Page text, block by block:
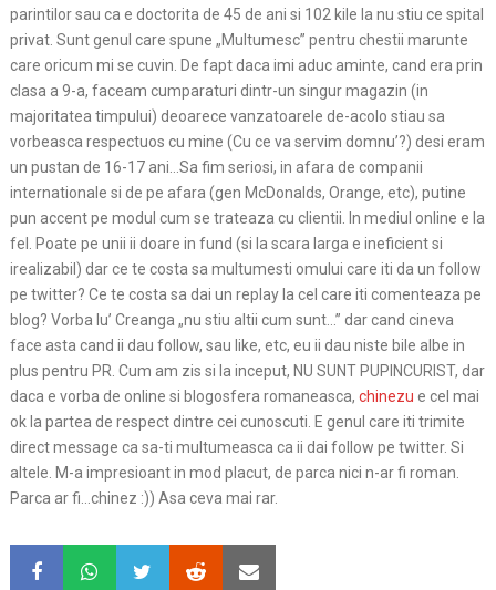
parintilor sau ca e doctorita de 45 de ani si 102 kile la nu stiu ce spital
privat. Sunt genul care spune „Multumesc” pentru chestii marunte
care oricum mi se cuvin. De fapt daca imi aduc aminte, cand era prin
clasa a 9-a, faceam cumparaturi dintr-un singur magazin (in
majoritatea timpului) deoarece vanzatoarele de-acolo stiau sa
vorbeasca respectuos cu mine (Cu ce va servim domnu’?) desi eram
un pustan de 16-17 ani…Sa fim seriosi, in afara de companii
internationale si de pe afara (gen McDonalds, Orange, etc), putine
pun accent pe modul cum se trateaza cu clientii. In mediul online e la
fel. Poate pe unii ii doare in fund (si la scara larga e ineficient si
irealizabil) dar ce te costa sa multumesti omului care iti da un follow
pe twitter? Ce te costa sa dai un replay la cel care iti comenteaza pe
blog? Vorba lu’ Creanga „nu stiu altii cum sunt…” dar cand cineva
face asta cand ii dau follow, sau like, etc, eu ii dau niste bile albe in
plus pentru PR. Cum am zis si la inceput, NU SUNT PUPINCURIST, dar
daca e vorba de online si blogosfera romaneasca, chinezu e cel mai
ok la partea de respect dintre cei cunoscuti. E genul care iti trimite
direct message ca sa-ti multumeasca ca ii dai follow pe twitter. Si
altele. M-a impresioant in mod placut, de parca nici n-ar fi roman.
Parca ar fi…chinez :)) Asa ceva mai rar.